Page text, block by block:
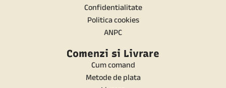
Confidentialitate
Politica cookies
ANPC
Comenzi si Livrare
Cum comand
Metode de plata